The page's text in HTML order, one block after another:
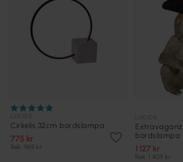
Cirkelis 32cm bordslampa
775 kr
Rek. 969 kr
bordslampa
1 127 kr
Rek. 1 409 kr